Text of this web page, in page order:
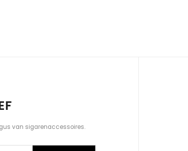
van sigarenaccessoires.